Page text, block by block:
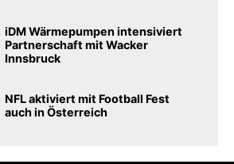
iDM Wärmepumpen intensiviert
Partnerschaft mit Wacker
Innsbruck
NFL aktiviert mit Football Fest
auch in Österreich